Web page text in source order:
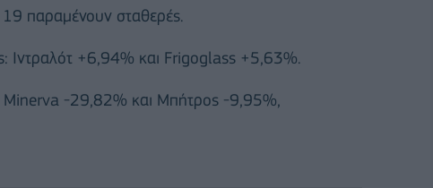
19 παραμένουν σταθερές.
Ιντραλότ +6,94% και Frigoglass +5,63%.
Minerva -29,82% και Μπήτρος -9,95%,